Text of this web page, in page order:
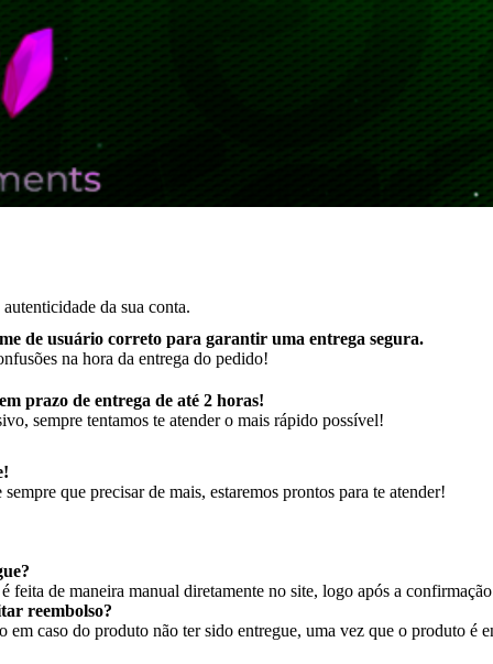
da sua conta.
de usuário correto para garantir uma entrega segura.
na hora da entrega do pedido!
prazo de entrega de até 2 horas!
sempre tentamos te atender o mais rápido possível!
que precisar de mais, estaremos prontos para te atender!
feita de maneira manual diretamente no site, logo após a
reembolso?
em caso do produto não ter sido entregue, uma vez que o produto é